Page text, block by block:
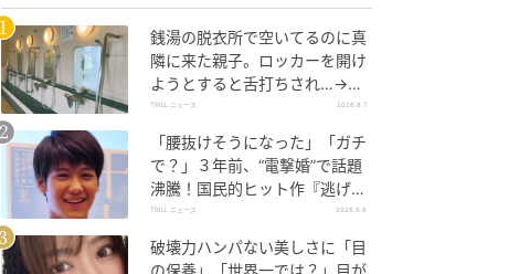
銭湯の脱衣所で空いてるのに真
隣に来た親子。ロッカーを開け
ようとすると舌打ちされ…→直
後、娘の放った“純粋な一言”に
TRILL ニュース 2026.8.7
「腰抜けそうになった」「ガチ
で？」３年前、“電撃婚”で話題
沸騰！国民的ヒット作『逃げ
恥』で異彩放った【国宝級イケ
TRILL ニュース 2026.8.6
破壊力ハンパない美しさに「目
の保養」「世界一では？」目が